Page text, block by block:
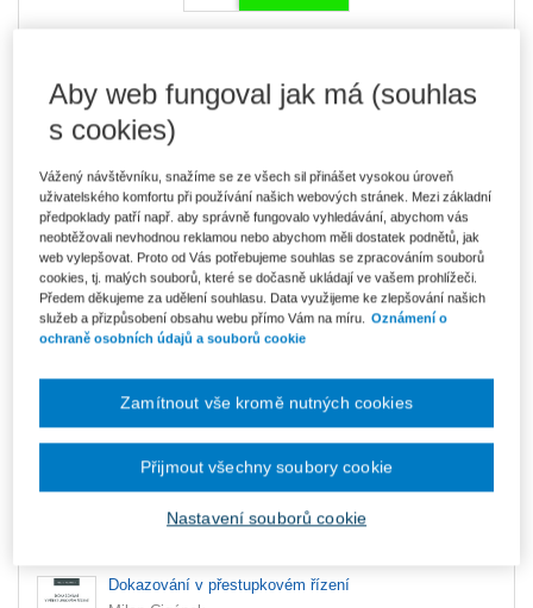
Ušetříte 455 Kč
DMOC 1 648 Kč
Skladem- expedice do 2 pracovních dnů
1 014 Kč
Ušetříte 179 Kč
Původně 1 193 Kč
Komplet e-knih
V prodeji - ihned k dispozici
Co je Smarteca?
Upozorňujeme, že v období od 1.8. do 21.8. z technických
důvodů nemůžeme vystavovat daňové doklady. Budou vám
zaslány dodatečně e-mailem.
ks
Ceny jsou včetně DPH
Komplet tištěných knih
Milan Cigánek
Dokazování v přestupkovém řízení
Aby web fungoval jak má (souhlas
s cookies)
Vážený návštěvníku, snažíme se ze všech sil přinášet vysokou úroveň
uživatelského komfortu při používání našich webových stránek. Mezi základní
předpoklady patří např. aby správně fungovalo vyhledávání, abychom vás
neobtěžovali nevhodnou reklamou nebo abychom měli dostatek podnětů, jak
web vylepšovat. Proto od Vás potřebujeme souhlas se zpracováním souborů
cookies, tj. malých souborů, které se dočasně ukládají ve vašem prohlížeči.
Předem děkujeme za udělení souhlasu. Data využijeme ke zlepšování našich
služeb a přizpůsobení obsahu webu přímo Vám na míru.
Oznámení o
ochraně osobních údajů a souborů cookie
Nastavení souborů cookie
Zamítnout vše kromě nutných cookies
Přijmout všechny soubory cookie